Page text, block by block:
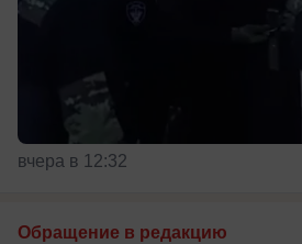
вчера в 12:32
Обращение в редакцию